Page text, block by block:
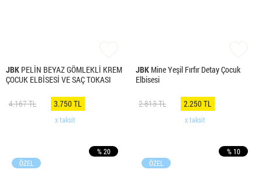
JBK PELİN BEYAZ GÖMLEKLİ KREM
ÇOCUK ELBİSESİ VE SAÇ TOKASI
4.167 TL 3.750 TL
x taksit
JBK Mine Yeşil Fırfır Detay Çocuk
Elbisesi
2.813 TL 2.250 TL
x taksit
% 20
ÖZEL
% 10
ÖZEL